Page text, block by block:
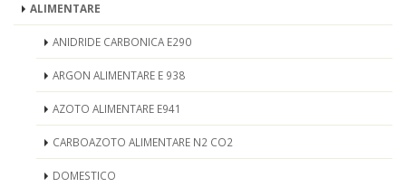
ALIMENTARE
ANIDRIDE CARBONICA E290
ARGON ALIMENTARE E 938
AZOTO ALIMENTARE E941
CARBOAZOTO ALIMENTARE N2 CO2
DOMESTICO